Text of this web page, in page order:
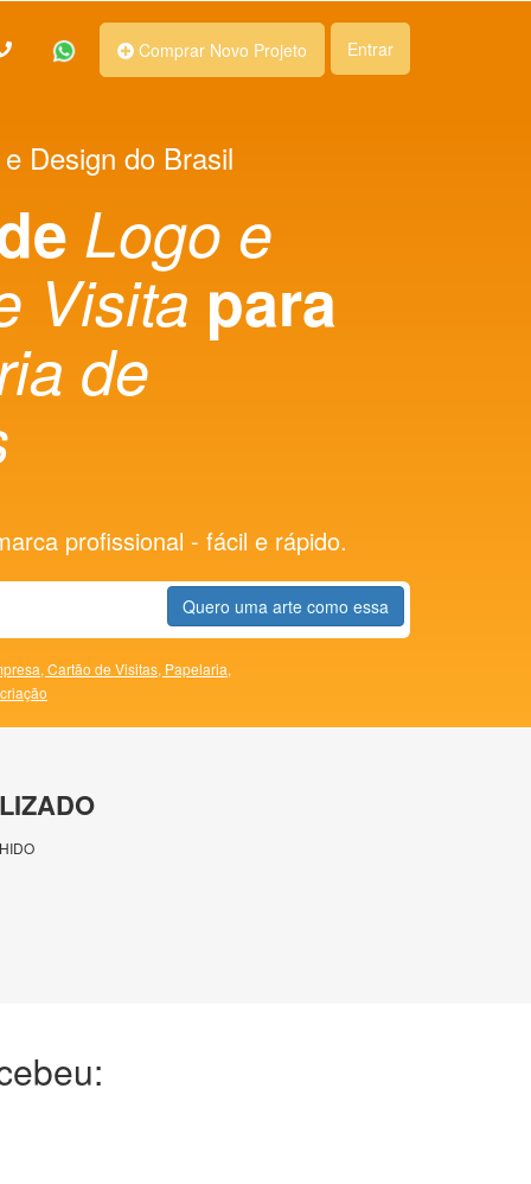
Comprar Novo Projeto Entrar
Design do Brasil
Logo e
Visita para
de
profissional - fácil e rápido.
Quero uma arte como essa
Cartão de Visitas, Papelaria,